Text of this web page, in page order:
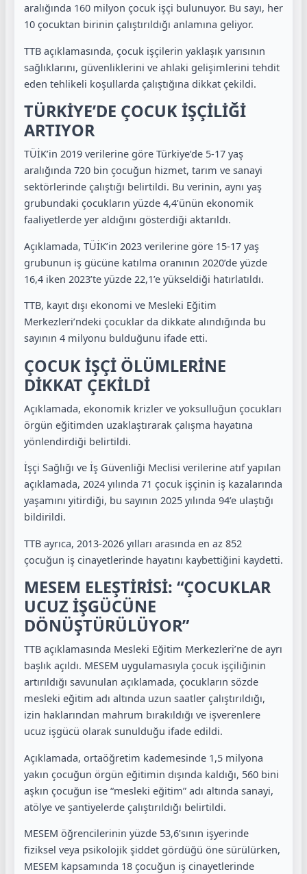
aralığında 160 milyon çocuk işçi bulunuyor. Bu sayı, her
10 çocuktan birinin çalıştırıldığı anlamına geliyor.
TTB açıklamasında, çocuk işçilerin yaklaşık yarısının
sağlıklarını, güvenliklerini ve ahlaki gelişimlerini tehdit
eden tehlikeli koşullarda çalıştığına dikkat çekildi.
TÜRKİYE’DE ÇOCUK İŞÇİLİĞİ
ARTIYOR
TÜİK’in 2019 verilerine göre Türkiye’de 5-17 yaş
aralığında 720 bin çocuğun hizmet, tarım ve sanayi
sektörlerinde çalıştığı belirtildi. Bu verinin, aynı yaş
grubundaki çocukların yüzde 4,4’ünün ekonomik
faaliyetlerde yer aldığını gösterdiği aktarıldı.
Açıklamada, TÜİK’in 2023 verilerine göre 15-17 yaş
grubunun iş gücüne katılma oranının 2020’de yüzde
16,4 iken 2023’te yüzde 22,1’e yükseldiği hatırlatıldı.
TTB, kayıt dışı ekonomi ve Mesleki Eğitim
Merkezleri’ndeki çocuklar da dikkate alındığında bu
sayının 4 milyonu bulduğunu ifade etti.
ÇOCUK İŞÇİ ÖLÜMLERİNE
DİKKAT ÇEKİLDİ
Açıklamada, ekonomik krizler ve yoksulluğun çocukları
örgün eğitimden uzaklaştırarak çalışma hayatına
yönlendirdiği belirtildi.
İşçi Sağlığı ve İş Güvenliği Meclisi verilerine atıf yapılan
açıklamada, 2024 yılında 71 çocuk işçinin iş kazalarında
yaşamını yitirdiği, bu sayının 2025 yılında 94’e ulaştığı
bildirildi.
TTB ayrıca, 2013-2026 yılları arasında en az 852
çocuğun iş cinayetlerinde hayatını kaybettiğini kaydetti.
MESEM ELEŞTİRİSİ: “ÇOCUKLAR
UCUZ İŞGÜCÜNE
DÖNÜŞTÜRÜLÜYOR”
TTB açıklamasında Mesleki Eğitim Merkezleri’ne de ayrı
başlık açıldı. MESEM uygulamasıyla çocuk işçiliğinin
artırıldığı savunulan açıklamada, çocukların sözde
mesleki eğitim adı altında uzun saatler çalıştırıldığı,
izin haklarından mahrum bırakıldığı ve işverenlere
ucuz işgücü olarak sunulduğu ifade edildi.
Açıklamada, ortaöğretim kademesinde 1,5 milyona
yakın çocuğun örgün eğitimin dışında kaldığı, 560 bini
aşkın çocuğun ise “mesleki eğitim” adı altında sanayi,
atölye ve şantiyelerde çalıştırıldığı belirtildi.
MESEM öğrencilerinin yüzde 53,6’sının işyerinde
fiziksel veya psikolojik şiddet gördüğü öne sürülürken,
MESEM kapsamında 18 çocuğun iş cinayetlerinde